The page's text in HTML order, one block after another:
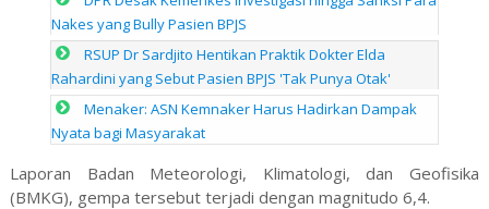
Nakes yang Bully Pasien BPJS
RSUP Dr Sardjito Hentikan Praktik Dokter Elda
Rahardini yang Sebut Pasien BPJS 'Tak Punya Otak'
Menaker: ASN Kemnaker Harus Hadirkan Dampak
Nyata bagi Masyarakat
Laporan Badan Meteorologi, Klimatologi, dan Geofisika
(BMKG), gempa tersebut terjadi dengan magnitudo 6,4.